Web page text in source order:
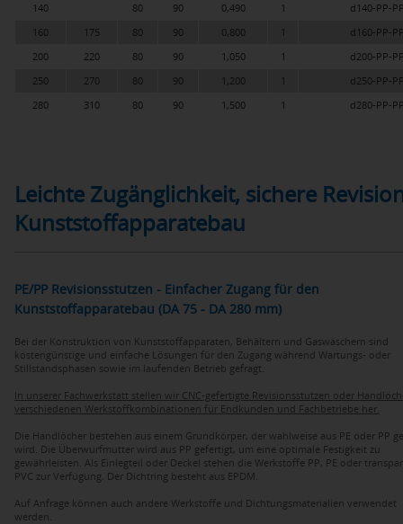
140
80 90 0,490 1
d140-PP-
160
175 80 90 0,800 1
d160-PP-
200
220 80 90 1,050 1
d200-PP-
250
270 80 90 1,200 1
d250-PP-
280
310 80 90 1,500 1 d280-PP-
Leichte Zugänglichkeit, sichere
Kunststoffapparatebau
PE/PP Revisionsstutzen - Einfacher Zugang für den
Kunststoffapparatebau (DA 75 - DA 280 mm)
Bei der Konstruktion von Kunststoffapparaten, Behältern und Gaswäschern sind
kostengünstige und einfache Lösungen für den Zugang während Wartungs- oder
Stillstandsphasen sowie im laufenden Betrieb gefragt.
In unserer Fachwerkstatt stellen wir CNC-gefertigte Revisionsstutzen oder
verschiedenen Werkstoffkombinationen für Endkunden und Fachbetriebe her.
Die Handlöcher bestehen aus einem Grundkörper, der wahlweise aus PE oder PP
wird. Die Überwurfmutter wird aus PP gefertigt, um eine optimale Festigkeit zu
gewährleisten. Als Einlegteil oder Deckel stehen die Werkstoffe PP, PE oder
PVC zur Verfügung. Der Dichtring besteht aus EPDM.
Auf Anfrage können auch andere Werkstoffe und Dichtungsmaterialien verwendet
werden.